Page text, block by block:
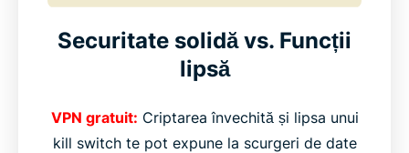
Securitate solidă vs. Funcții
lipsă
VPN gratuit: Criptarea învechită și lipsa unui
kill switch te pot expune la scurgeri de date